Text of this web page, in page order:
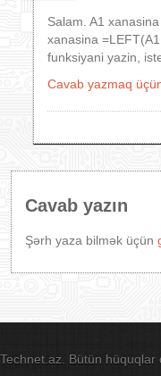
Salam. A1
xanasina
funksiyani yazin,
Cavab yazmaq
Cavab yazın
Şərh yaza bilmək üçün
Technet.az. Bütün hüquqlar